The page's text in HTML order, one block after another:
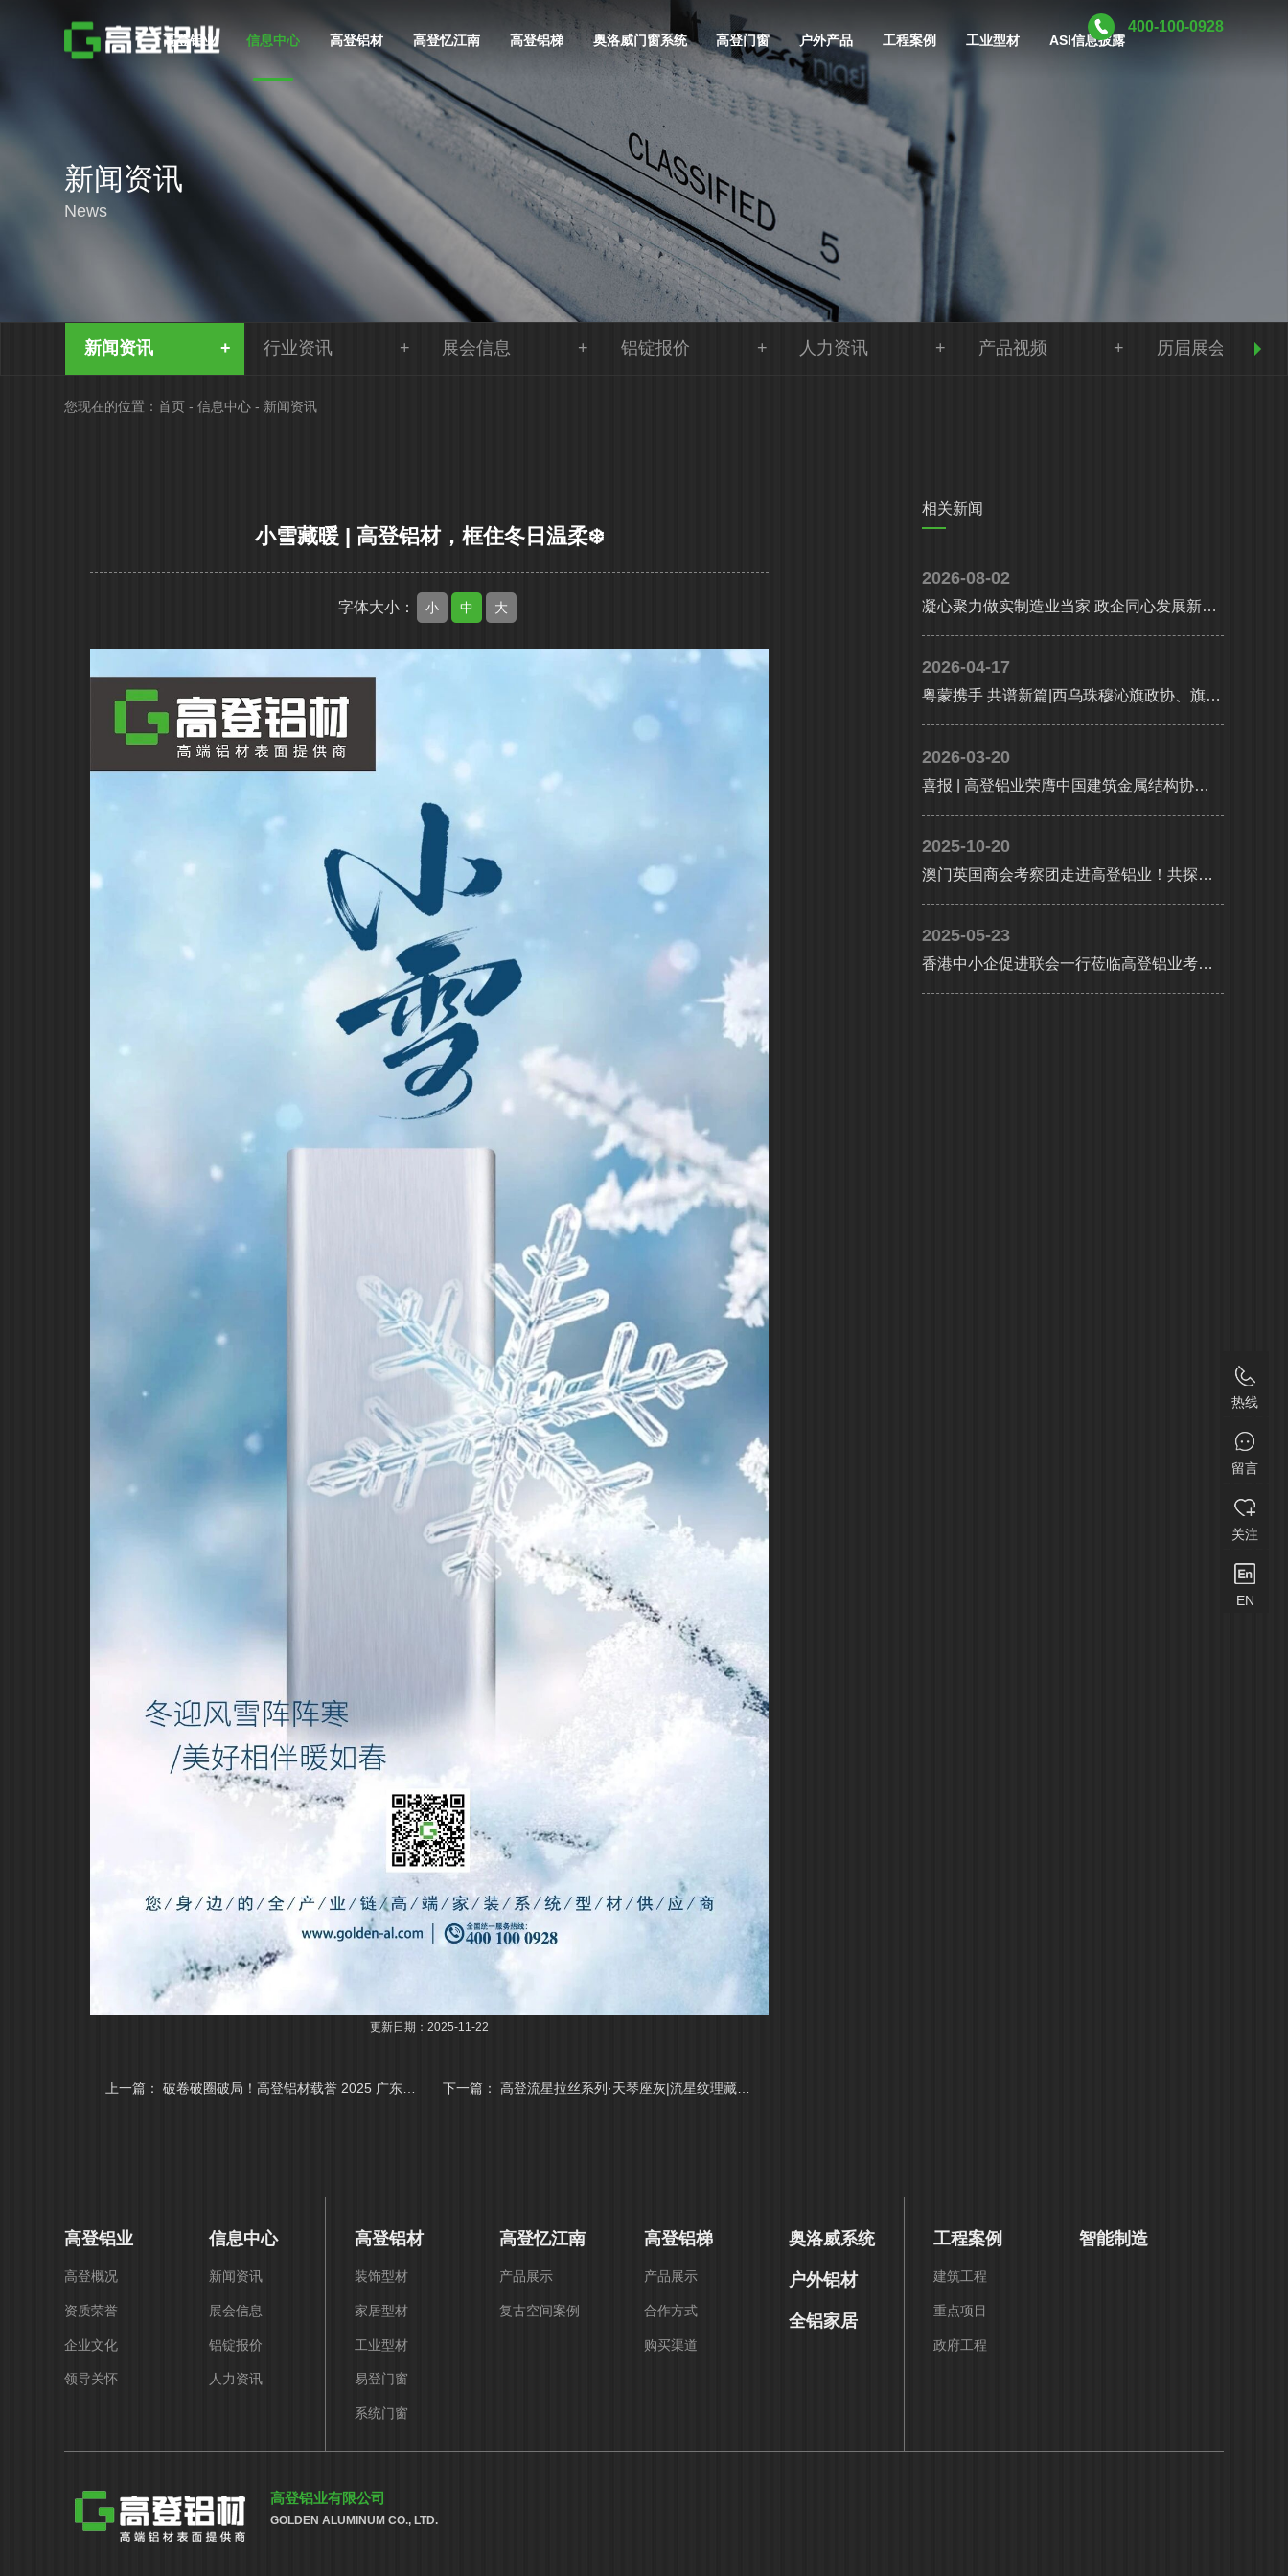
高登铝业 信息中心 高登铝材 高登忆江南 高登铝梯 奥洛威门窗系统 高登门窗 户外产品 工程案例 工业型材 ASI信息披露
400-100-0928
新闻资讯
News
新闻资讯 行业资讯 展会信息 铝锭报价 人力资讯 产品视频 历届展会
您现在的位置：首页 -信息中心 - 新闻资讯
小雪藏暖 | 高登铝材，框住冬日温柔❄️
字体大小： 小 中 大
更新日期：2025-11-22
上一篇：破卷破圈破局！高登铝材载誉 2025 广东铝加工大会，共筑行业高质发展合力 下一篇： 高登流星拉丝系列·天琴座灰|流星纹理藏着浪漫
相关新闻
2026-08-02
凝心聚力做实制造业当家 政企同心发展新质生产力|省、市多部门联合调研组莅临高登铝业调研指导
2026-04-17
粤蒙携手 共谱新篇|西乌珠穆沁旗政协、旗委统战部携工商联及企业代表考察团莅临高登铝业共谋高质量发展
2026-03-20
喜报 | 高登铝业荣膺中国建筑金属结构协会铝门窗幕墙分会副会长单位，执行总裁李婧受聘副会长
2025-10-20
澳门英国商会考察团走进高登铝业！共探大湾区产业协同新机遇
2025-05-23
香港中小企促进联会一行莅临高登铝业考察交流，共探合作发展新机遇及产业升级新路径
高登铝业
高登概况
资质荣誉
企业文化
领导关怀
信息中心
新闻资讯
展会信息
铝锭报价
人力资讯
高登铝材
装饰型材
家居型材
工业型材
易登门窗
系统门窗
高登忆江南
产品展示
复古空间案例
高登铝梯
产品展示
合作方式
购买渠道
奥洛威系统
户外铝材
全铝家居
工程案例
建筑工程
重点项目
政府工程
智能制造
高登铝业有限公司
GOLDEN ALUMINUM CO., LTD.
热线
留言
关注
EN